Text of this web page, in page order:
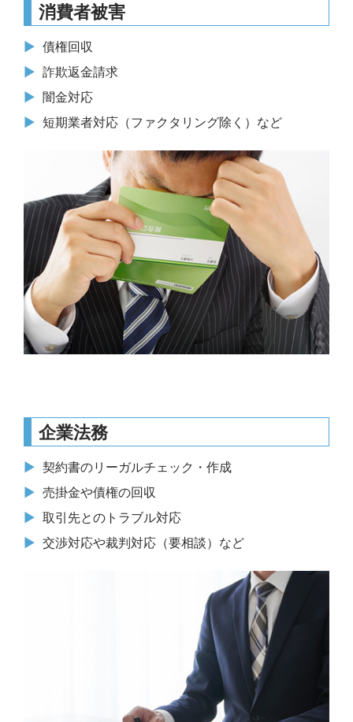
消費者被害
債権回収
詐欺返金請求
闇金対応
短期業者対応（ファクタリング除く）など
企業法務
契約書のリーガルチェック・作成
売掛金や債権の回収
取引先とのトラブル対応
交渉対応や裁判対応（要相談）など